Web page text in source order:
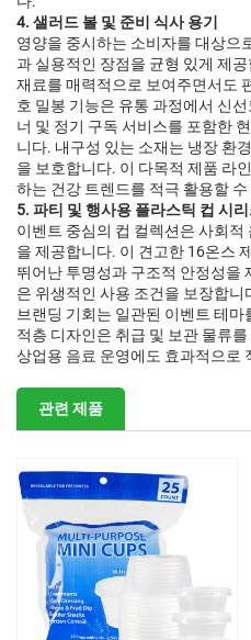
4. 샐러드 볼 및 준비 식사 용기
영양을 중시하는 소비자를 대상으
과 실용적인 장점을 균형 있게 제
재료를 매력적으로 보여주면서도
호 밀봉 기능은 유통 과정에서 신
너 및 정기 구독 서비스를 포함한
니다. 내구성 있는 소재는 냉장 환
을 보호합니다. 이 다목적 제품 라
하는 건강 트렌드를 적극 활용할
5. 파티 및 행사용 플라스틱 컵 시
이벤트 중심의 컵 컬렉션은 사회
을 제공합니다. 이 견고한 16온스
뛰어난 투명성과 구조적 안정성을
은 위생적인 사용 조건을 보장합
브랜딩 기회는 일관된 이벤트 테
적층 디자인은 취급 및 보관 물류
상업용 음료 운영에도 효과적으로
관련 제품